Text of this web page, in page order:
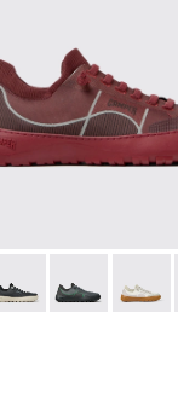
Shoes for
009 007
- K101114-006
Peu Path+ -Peu Path+
Peu
- K101007-017 -
Serra - K101007-
Peu Serra -
Peu